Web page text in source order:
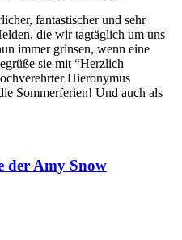
fantastischer und sehr
die wir tagtäglich um uns
immer grinsen, wenn eine
sie mit “Herzlich
Hieronymus
Sommerferien! Und auch als
der Amy Snow